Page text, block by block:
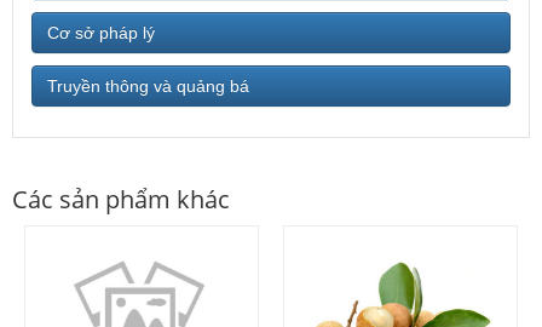
Cơ sở pháp lý
Truyền thông và quảng bá
Các sản phẩm khác